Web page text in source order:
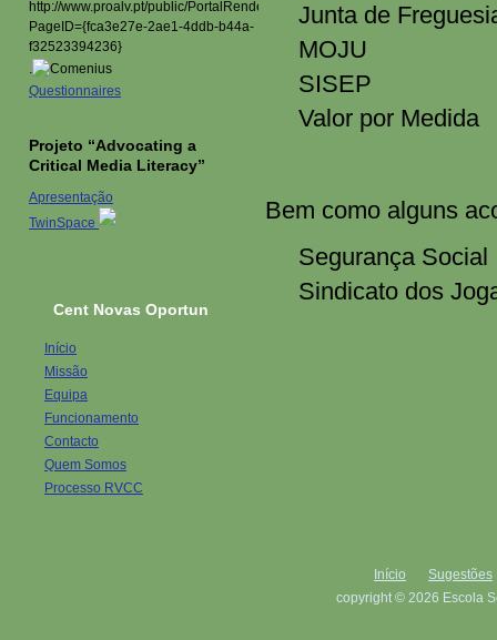
Junta de
MOJU
SISEP
Valor por Medida
Bem como alguns
Segurança Social
Sindicato dos
.
Questionnaires
Projeto “Advocating a
Critical Media Literacy”
Apresentação
TwinSpace
Cent Novas Oportun
Início
Missão
Equipa
Funcionamento
Contacto
Quem Somos
Processo RVCC
Início
Sugestões
copyright © 2026 Escola